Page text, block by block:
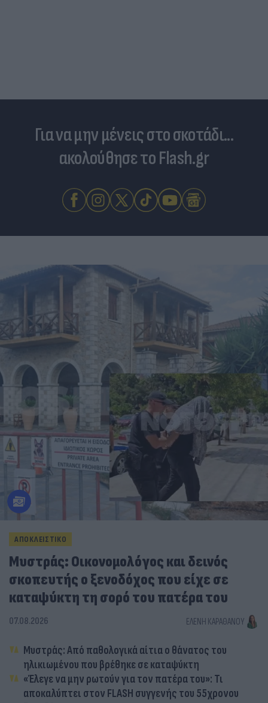
Για να μην μένεις στο σκοτάδι...
ακολούθησε το Flash.gr
ΑΠΟΚΛΕΙΣΤΙΚΟ
Μυστράς: Οικονομολόγος και δεινός
σκοπευτής ο ξενοδόχος που είχε σε
καταψύκτη τη σορό του πατέρα του
07.08.2026 ΕΛΈΝΗ ΚΑΡΑΘΆΝΟΥ
Μυστράς: Από παθολογικά αίτια ο θάνατος του
ηλικιωμένου που βρέθηκε σε καταψύκτη
«Έλεγε να μην ρωτούν για τον πατέρα του»: Τι
αποκαλύπτει στον FLASH συγγενής του 55χρονου